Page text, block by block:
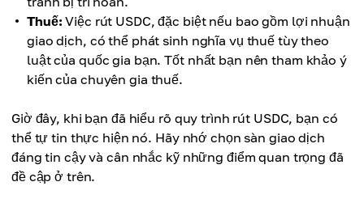
Thuế: Việc rút USDC, đặc biệt nếu bao gồm lợi nhuận
giao dịch, có thể phát sinh nghĩa vụ thuế tùy theo
luật của quốc gia bạn. Tốt nhất bạn nên tham khảo ý
kiến của chuyên gia thuế.
Giờ đây, khi bạn đã hiểu rõ quy trình rút USDC, bạn có
thể tự tin thực hiện nó. Hãy nhớ chọn sàn giao dịch
đáng tin cậy và cân nhắc kỹ những điểm quan trọng đã
đề cập ở trên.